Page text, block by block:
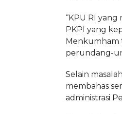
“KPU RI
PKPI yang
Menkumham
perundang-
Selain
membahas
administrasi